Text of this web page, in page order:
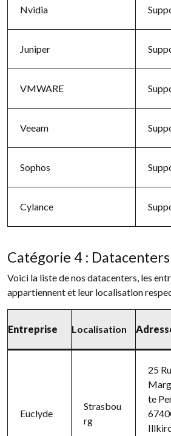
Nvidia
Juniper
VMWARE
Veeam
Sophos
Cylance
Catégorie 4 : Datacenters
Voici la liste de nos datacenters, les
appartiennent et leur localisation
Entreprise Localisation
Euclyde
Strasbou
rg
25
te